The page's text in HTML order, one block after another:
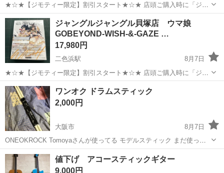
★☆★【ジモティー限定】割引スタート★☆★ 店頭ご購入時に「ジモ
ティーを見た」とお伝え頂くと 【店頭価格より 3%OFF！】にてご購
入出来ます！ 家具ならご自身でお持ち帰りの場合には なんとなんと！
【店頭価格より12%OFF...
大阪 貝塚市 二色浜駅 その他 ジャングル
ジャングルジャングル貝塚店 ウマ娘
GOBEYOND-WISH-&-GAZE …
17,980円
二色浜駅
8月7日
★☆★【ジモティー限定】割引スタート★☆★ 店頭ご購入時に「ジモ
ティーを見た」とお伝え頂くと 【店頭価格より 3%OFF！】にてご購
入出来ます！ 家具ならご自身でお持ち帰りの場合には なんとなんと！
【店頭価格より12%OFF...
大阪 貝塚市 二色浜駅 ジャングル
ワンオク ドラムスティック
2,000円
大阪市
8月7日
ONEOKROCK Tomoyaさんが使ってる モデルスティック まだ使って
ません 未使用
大阪 大阪市 打楽器、ドラム
値下げ アコースティックギター
9,000円